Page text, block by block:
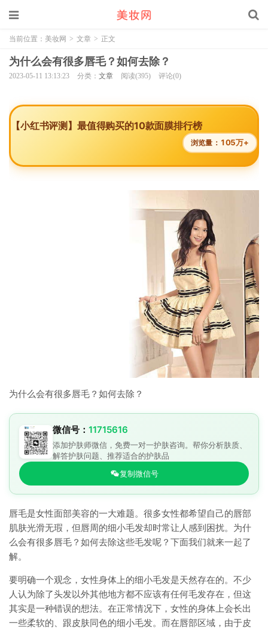
当前位置： 美妆网 > 文章 > 正文
为什么会有很多唇毛？如何去除？
2023-05-11 13:13:23 分类： 文章 阅读(395) 评论(0)
【小红书评测】最值得购买的10款面膜排行榜
浏览量： 105万+
为什么会有很多唇毛？如何去除？
微信号： 11715616
添加护肤师微信，免费一对一护肤咨询。帮你分析肤质、
解答护肤问题、推荐适合的护肤品
复制微信号
唇毛是女性面部美容的一大难题。很多女性都希望自己的唇部
肌肤光滑无瑕，但唇周的细小毛发却时常让人感到困扰。为什
么会有很多唇毛？如何去除这些毛发呢？下面我们就来一起了
解。
要明确一个观念，女性身体上的细小毛发是天然存在的。不少
人认为除了头发以外其他地方都不应该有任何毛发存在，但这
其实是一种错误的想法。在正常情况下，女性的身体上会长出
一些柔软的、跟皮肤同色的细小毛发。而在唇部区域，由于皮